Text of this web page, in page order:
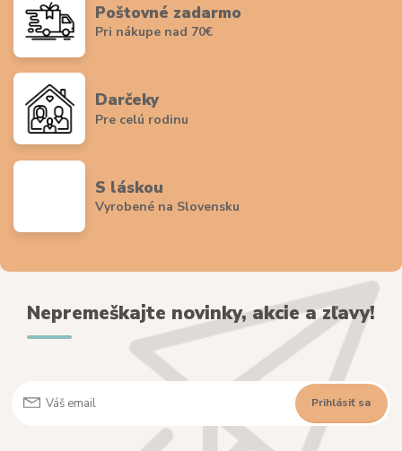
Poštovné zadarmo
Pri nákupe nad 70€
Darčeky
Pre celú rodinu
S láskou
Vyrobené na Slovensku
Nepremeškajte novinky, akcie a zľavy!
Prihlásiť sa